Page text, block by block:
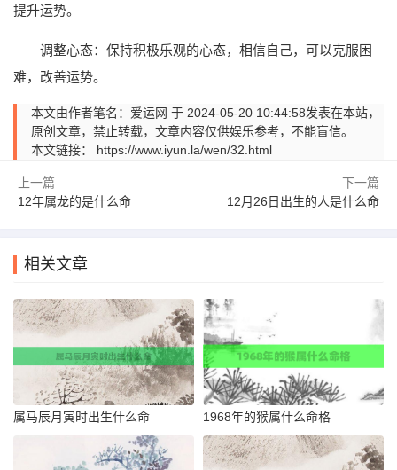
提升运势。
调整心态：保持积极乐观的心态，相信自己，可以克服困
难，改善运势。
本文由作者笔名：爱运网 于 2024-05-20 10:44:58发表在本站，
原创文章，禁止转载，文章内容仅供娱乐参考，不能盲信。
本文链接： https://www.iyun.la/wen/32.html
上一篇
12年属龙的是什么命
下一篇
12月26日出生的人是什么命
相关文章
属马辰月寅时出生什么命 1968年的猴属什么命格